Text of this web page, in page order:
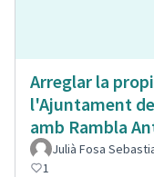
Arreglar la
l'Ajuntament
amb Rambla
Julià Fosa
1